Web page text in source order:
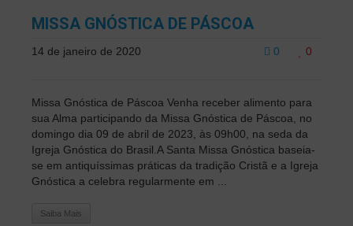
MISSA GNÓSTICA DE PÁSCOA
0 0
14 de janeiro de 2020
Missa Gnóstica de Páscoa Venha receber alimento para
sua Alma participando da Missa Gnóstica de Páscoa, no
domingo dia 09 de abril de 2023, às 09h00, na seda da
Igreja Gnóstica do Brasil.A Santa Missa Gnóstica baseia-
se em antiquíssimas práticas da tradição Cristã e a Igreja
Gnóstica a celebra regularmente em ...
Saiba Mais